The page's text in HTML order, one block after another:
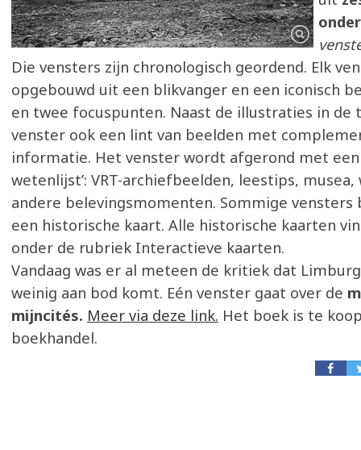
Die vensters zijn chronologisch geordend. Elk
opgebouwd uit een blikvanger en een iconisch
en twee focuspunten. Naast de illustraties in
venster ook een lint van beelden met
informatie. Het venster wordt afgerond met een
wetenlijst’: VRT-archiefbeelden, leestips,
andere belevingsmomenten. Sommige vensters
een historische kaart. Alle historische kaarten
onder de rubriek Interactieve kaarten.
Vandaag was er al meteen de kritiek dat
weinig aan bod komt. Eén venster gaat over de
mijncités. Meer via deze link. Het boek is te
boekhandel.